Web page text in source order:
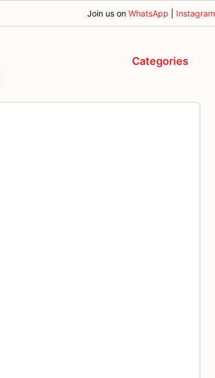
Join us on WhatsApp Instagram
Categories